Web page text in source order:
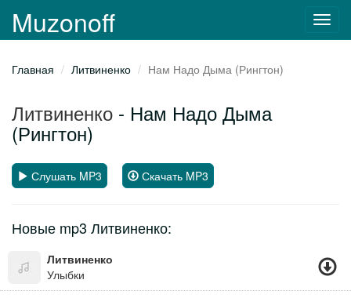
Muzonoff
Главная Литвиненко Нам Надо Дыма (Рингтон)
Литвиненко - Нам Надо Дыма
(Рингтон)
Слушать MP3 Скачать MP3
Новые mp3 Литвиненко:
Литвиненко
Улыбки